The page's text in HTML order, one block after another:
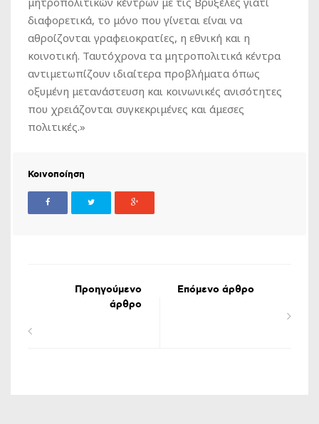
διαφορετικά, το μόνο που γίνεται είναι να
αθροίζονται γραφειοκρατίες, η εθνική και η
κοινοτική. Ταυτόχρονα τα μητροπολιτικά κέντρα
αντιμετωπίζουν ιδιαίτερα προβλήματα όπως
οξυμένη μετανάστευση και κοινωνικές ανισότητες
που χρειάζονται συγκεκριμένες και άμεσες
πολιτικές.»
Κοινοποίηση
Προηγούμενο
άρθρο
Επόμενο άρθρο